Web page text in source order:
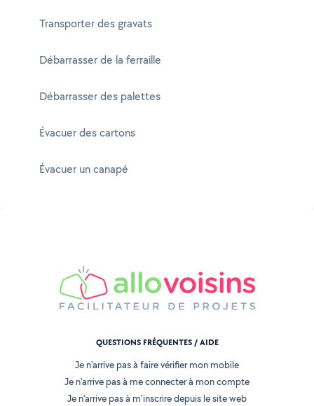
Transporter des gravats
Débarrasser de la ferraille
Débarrasser des palettes
Évacuer des cartons
Évacuer un canapé
QUESTIONS FRÉQUENTES / AIDE
Je n'arrive pas à faire vérifier mon mobile
Je n'arrive pas à me connecter à mon compte
Je n'arrive pas à m'inscrire depuis le site web